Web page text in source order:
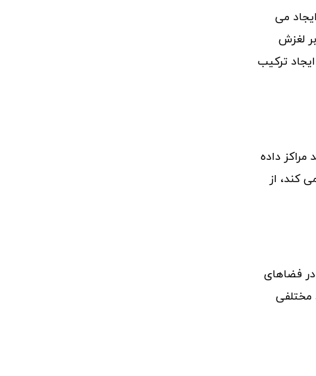
می
لغزش
ترکیب
داده
کند، از
فضاهای
مختلفی